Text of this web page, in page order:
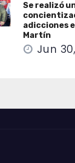
Se realizó
adicciones
Martín
Jun